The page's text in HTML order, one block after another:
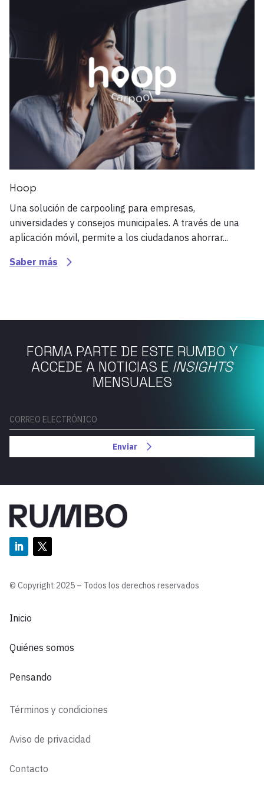
Hoop
Una solución de carpooling para empresas,
universidades y consejos municipales. A través de una
aplicación móvil, permite a los ciudadanos ahorrar...
Saber más
FORMA PARTE DE ESTE RUMBO Y
ACCEDE A NOTICIAS E INSIGHTS
MENSUALES
Enviar
© Copyright 2025 – Todos los derechos reservados
Inicio
Quiénes somos
Pensando
Términos y condiciones
Aviso de privacidad
Contacto